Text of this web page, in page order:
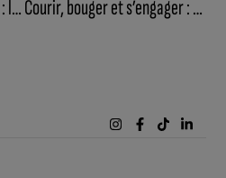
TSA, Des Ailes Pour Gabriel : le combat à bras-le-corps d’une mère Courir, bouger et s’engager : Fixin se mobilise pour le petit Gabriel et l’autisme